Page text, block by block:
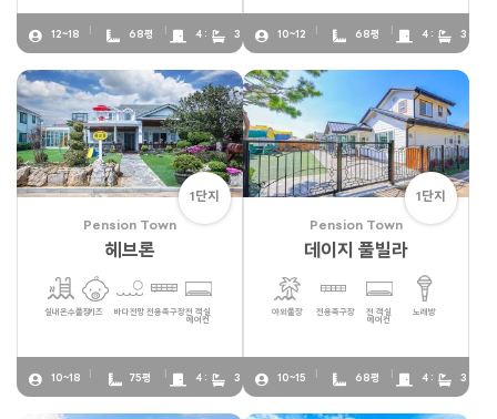
12~18 68평 4 : 3 10~12 68평 4 : 3
1단지
Pension Town
헤브론
실내온수풀장키즈 바다전망 전용족구장전 객실
에어컨
10~18 75평 4 : 3
1단지
Pension Town
데이지 풀빌라
야외풀장 전용족구장
전 객실
에어컨
노래방
10~15 68평 4 : 3